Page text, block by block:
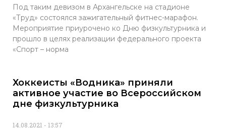
Под таким девизом в Архангельске на стадионе
«Труд» состоялся зажигательный фитнес-марафон.
Мероприятие приурочено ко Дню физкультурника и
прошло в целях реализации федерального проекта
«Спорт – норма
Хоккеисты «Водника» приняли
активное участие во Всероссийском
дне физкультурника
14.08.2021 13:57